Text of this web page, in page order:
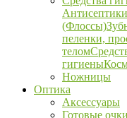
Антисептики
(Флоссы)
пеленки,
телом
гигиены
Ножницы
Оптика
Аксессуары
Готовые очки